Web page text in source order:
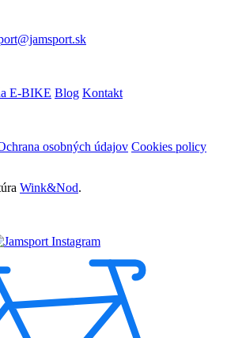
E-BIKE Blog Kontakt
osobných údajov Cookies policy
Wink&Nod.